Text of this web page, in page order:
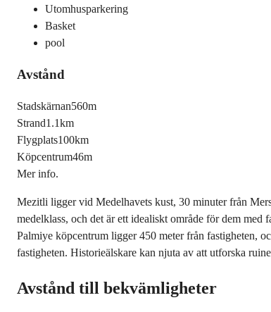
Utomhusparkering
Basket
pool
Avstånd
Stadskärnan560m
Strand1.1km
Flygplats100km
Köpcentrum46m
Mer info.
Mezitli ligger vid Medelhavets kust, 30 minuter från
medelklass, och det är ett idealiskt område för dem med
Palmiye köpcentrum ligger 450 meter från fastigheten,
fastigheten. Historieälskare kan njuta av att utforska
Avstånd till bekvämligheter